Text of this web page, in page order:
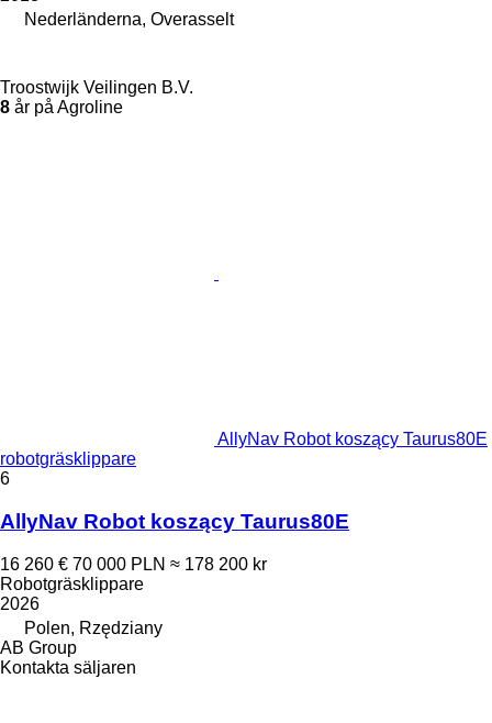
Nederländerna, Overasselt
Troostwijk Veilingen B.V.
8 år på Agroline
AllyNav Robot koszący Taurus80E
robotgräsklippare
6
AllyNav Robot koszący Taurus80E
16 260 € 70 000 PLN ≈ 178 200 kr
Robotgräsklippare
2026
Polen, Rzędziany
AB Group
Kontakta säljaren